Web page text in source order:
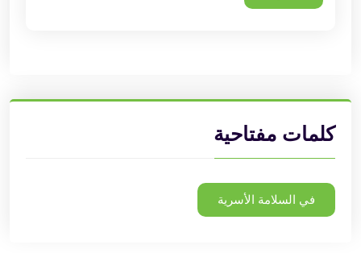
كلمات مفتاحية
في السلامة الأسرية